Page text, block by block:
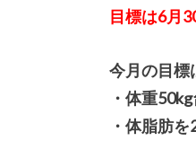
目標は6月
今月の目標
・体重
・体脂肪